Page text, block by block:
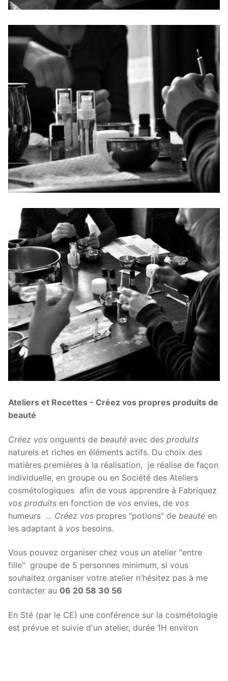
Ateliers et Recettes - Créez vos propres produits de
beauté
Créez vos onguents de beauté avec des produits
naturels et riches en éléments actifs. Du choix des
matières premières à la réalisation, je réalise de façon
individuelle, en groupe ou en Société des Ateliers
cosmétologiques afin de vous apprendre à Fabriquez
vos produits en fonction de vos envies, de vos
humeurs ... Créez vos propres “potions” de beauté en
les adaptant à vos besoins.
Vous pouvez organiser chez vous un atelier "entre
fille" groupe de 5 personnes minimum, si vous
souhaitez organiser votre atelier n'hésitez pas à me
contacter au 06 20 58 30 56
En Sté (par le CE) une conférence sur la cosmétologie
est prévue et suivie d'un atelier, durée 1H environ